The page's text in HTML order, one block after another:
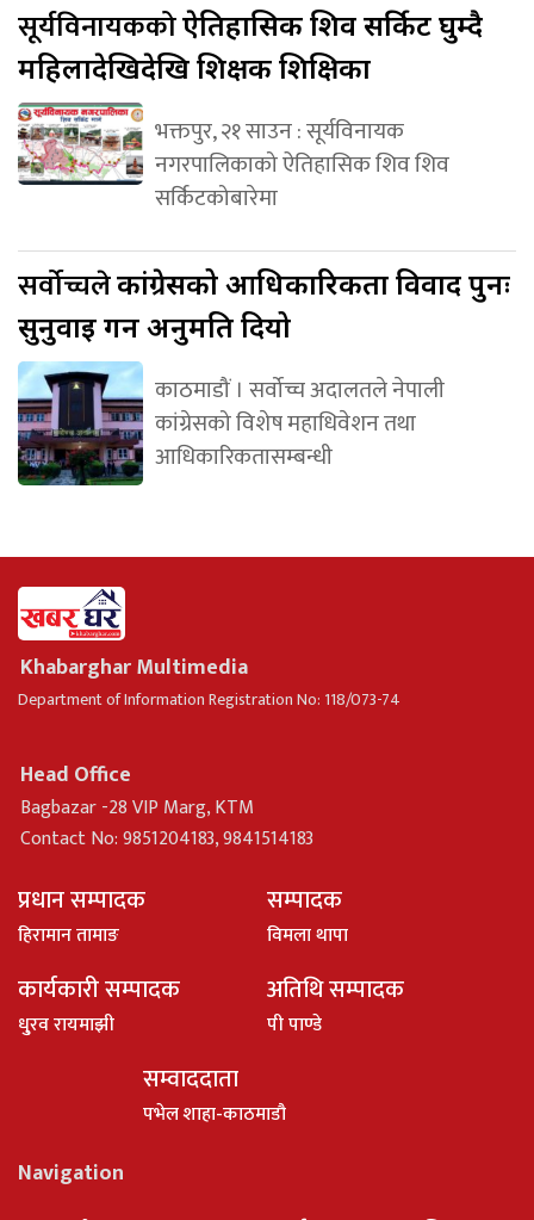
सूर्यविनायककोऐतिहासिक शिव सर्किट घुम्दै
महिलादेखिदेखि शिक्षक शिक्षिका
भक्तपुर, २१ साउन : सूर्यविनायक
नगरपालिकाको ऐतिहासिक शिव शिव
सर्किटकोबारेमा
सर्वोच्चलेकांग्रेसको आधिकारिकता विवाद पुनः
सुनुवाइ गर्न अनुमति दियो
काठमाडौं । सर्वोच्च अदालतले नेपाली
कांग्रेसको विशेष महाधिवेशन तथा
आधिकारिकतासम्बन्धी
Khabarghar Multimedia
Department of Information Registration No: 118/073-74
Head Office
Bagbazar -28 VIP Marg, KTM
Contact No: 9851204183, 9841514183
प्रधान सम्पादक
हिरामान तामाङ
सम्पादक
विमला थापा
कार्यकारी सम्पादक
धु्रव रायमाझी
अतिथि सम्पादक
पी पाण्डे
सम्वाददाता
पभेल शाहा-काठमाडौ
Navigation